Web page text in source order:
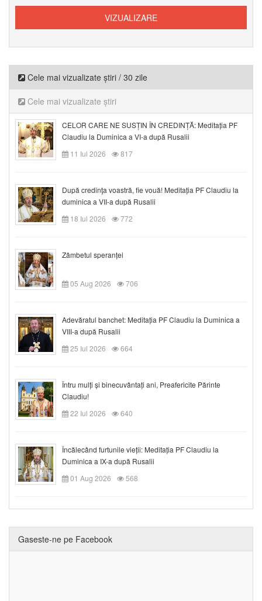
Cele mai vizualizate știri / 30 zile
Cele mai vizualizate știri
CELOR CARE NE SUSȚIN ÎN CREDINȚĂ: Meditația PF
Claudiu la Duminica a VI-a după Rusalii
11 Iul 2026
817
După credinţa voastră, fie vouă! Meditația PF Claudiu la
duminica a VII-a după Rusalii
18 Iul 2026
772
Zâmbetul speranței
05 Aug 2026 706
Adevăratul banchet: Meditația PF Claudiu la Duminica a
VIII-a după Rusalii
25 Iul 2026
664
Întru mulți și binecuvântați ani, Preafericite Părinte
Claudiu!
22 Iul 2026
640
Încălecând furtunile vieții: Meditația PF Claudiu la
Duminica a IX-a după Rusalii
01 Aug 2026
568
Gaseste-ne pe Facebook